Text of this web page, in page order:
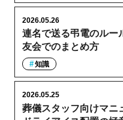
連名で送る弔電のルー
友会でのまとめ方
2026.05.26
知識
葬儀スタッフ向けマニ
2026.05.25